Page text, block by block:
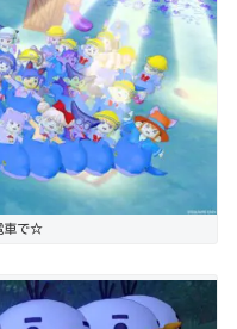
車で☆